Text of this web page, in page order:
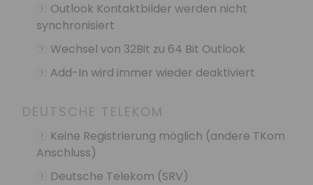
Outlook Kontaktbilder werden nicht
synchronisiert
Wechsel von 32Bit zu 64 Bit Outlook
Add-In wird immer wieder deaktiviert
DEUTSCHE TELEKOM
Keine Registrierung möglich (andere TKom
Anschluss)
Deutsche Telekom (SRV)